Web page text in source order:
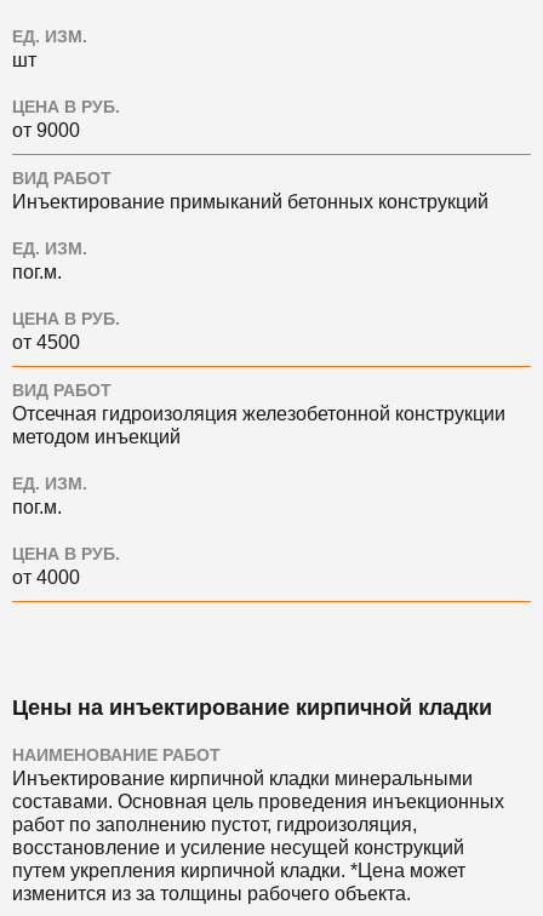
ЕД. ИЗМ.
шт
ЦЕНА В РУБ.
от 9000
ВИД РАБОТ
Инъектирование примыканий бетонных конструкций
ЕД. ИЗМ.
пог.м.
ЦЕНА В РУБ.
от 4500
ВИД РАБОТ
Отсечная гидроизоляция железобетонной конструкции
методом инъекций
ЕД. ИЗМ.
пог.м.
ЦЕНА В РУБ.
от 4000
Цены на инъектирование кирпичной кладки
НАИМЕНОВАНИЕ РАБОТ
Инъектирование кирпичной кладки минеральными
составами. Основная цель проведения инъекционных
работ по заполнению пустот, гидроизоляция,
восстановление и усиление несущей конструкций
путем укрепления кирпичной кладки. *Цена может
изменится из за толщины рабочего объекта.